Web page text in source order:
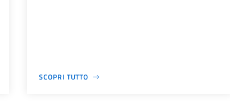
SCOPRI TUTTO